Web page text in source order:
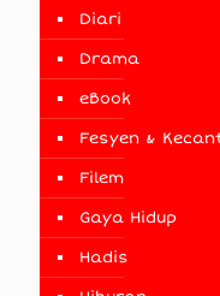
Diari
Drama
eBook
Fesyen &
Filem
Gaya Hidup
Hadis